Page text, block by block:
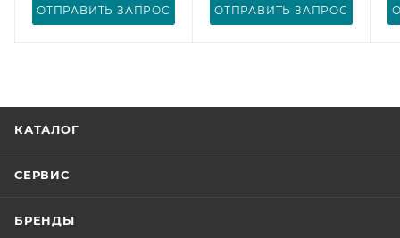
ОТПРАВИТЬ ЗАПРОС ОТПРАВИТЬ ЗАПРОС
КАТАЛОГ
СЕРВИС
БРЕНДЫ